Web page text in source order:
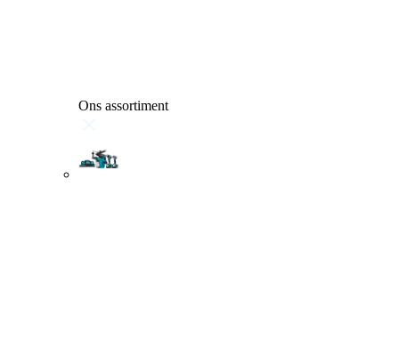
Ons assortiment